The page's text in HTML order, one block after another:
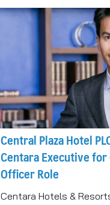
Central Plaza Hotel
Centara Executive
Officer Role
Centara Hotels &